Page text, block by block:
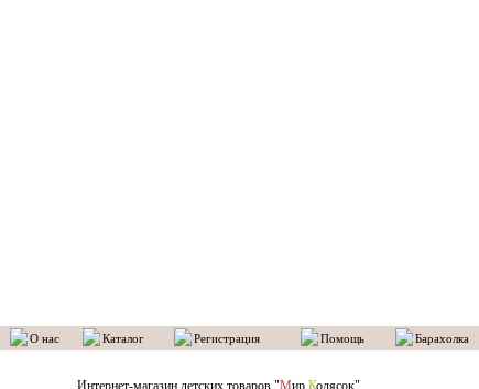
О нас Каталог Регистрация Помощь Барахолка
Интернет-магазин детских товаров "Мир Колясок"